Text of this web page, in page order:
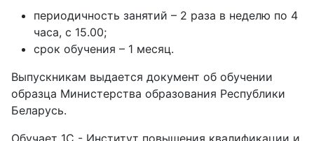
периодичность занятий – 2 раза в неделю по 4
часа, с 15.00;
срок обучения – 1 месяц.
Выпускникам выдается документ об обучении
образца Министерства образования Республики
Беларусь.